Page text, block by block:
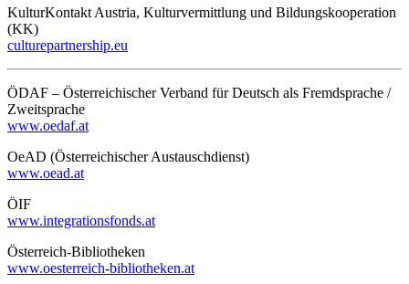
KulturKontakt Austria, Kulturvermittlung und Bildungskooperation
(KK)
culturepartnership.eu
ÖDAF – Österreichischer Verband für Deutsch als Fremdsprache /
Zweitsprache
www.oedaf.at
OeAD (Österreichischer Austauschdienst)
www.oead.at
ÖIF
www.integrationsfonds.at
Österreich-Bibliotheken
www.oesterreich-bibliotheken.at